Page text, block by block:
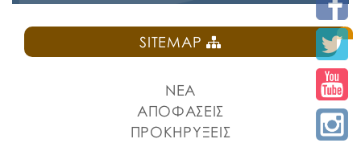
χώρου στην Πλατεία Ελευθερίας
ΠΡΟΚΗΡΥΞΗ ΚΑΝΤΙΝΑ ΠΛΑΤΕΙΑΣ ΕΛΕΥΘΕΡΙΑΣ
SITEMAP
ΝΕΑ
ΑΠΟΦΑΣΕΙΣ
ΠΡΟΚΗΡΥΞΕΙΣ